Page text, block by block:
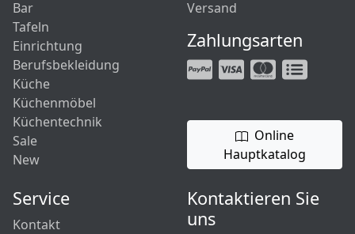
Bar
Tafeln
Einrichtung
Berufsbekleidung
Küche
Küchenmöbel
Küchentechnik
Sale
New
Versand
Zahlungsarten
Online
Hauptkatalog
Service
Kontakt
Kontaktieren Sie
uns